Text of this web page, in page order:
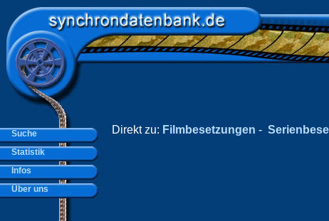
Direkt zu: Filmbesetzungen -
Suche
Statistik
Infos
Über uns